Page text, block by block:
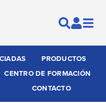
PRODUCTOS
CENTRO DE FORMACIÓN
CONTACTO